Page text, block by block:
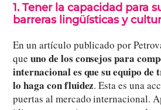
1. Tener la capacidad para
barreras lingüísticas y
En un artículo publicado por
queuno de los consejos para
internacional es que su equipo de
lo haga con fluidez. Esta es una
puertas al mercado internacional.